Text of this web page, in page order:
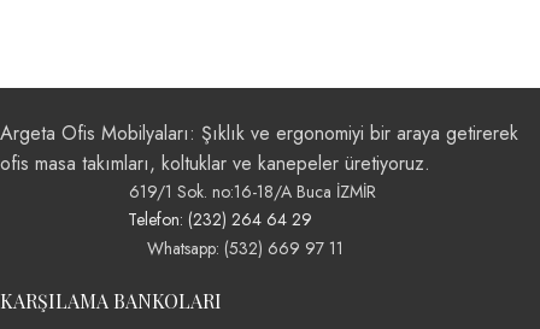
Argeta Ofis Mobilyaları: Şıklık ve ergonomiyi bir araya getirerek
ofis masa takımları, koltuklar ve kanepeler üretiyoruz.
619/1 Sok. no:16-18/A Buca İZMİR
Telefon: (232) 264 64 29
Whatsapp: (532) 669 97 11
KARŞILAMA BANKOLARI